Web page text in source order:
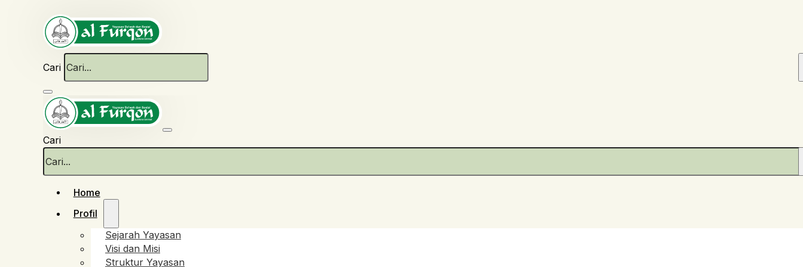
Cari
Cari
Home
Profil
Sejarah Yayasan
Visi dan Misi
Struktur Yayasan